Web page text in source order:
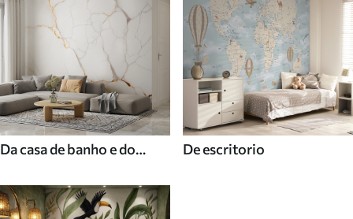
Da casa de banho e do
De escritorio